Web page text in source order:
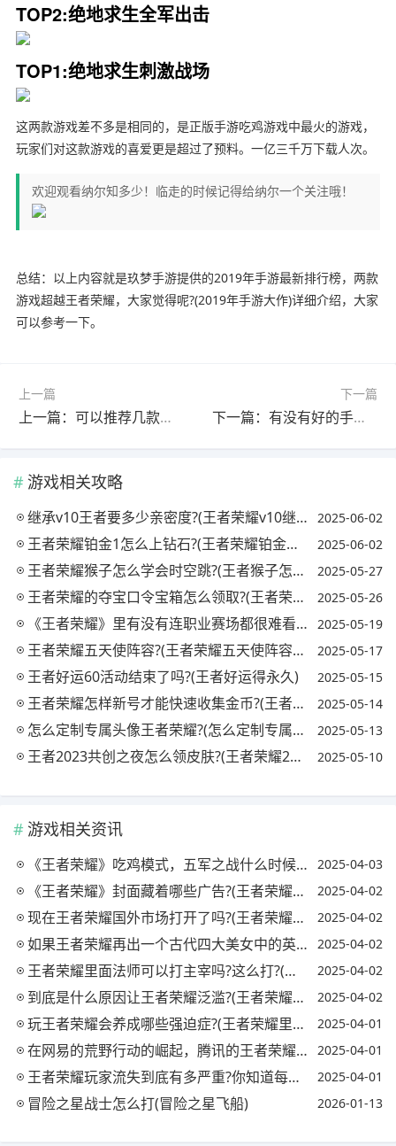
TOP2:绝地求生全军出击
TOP1:绝地求生刺激战场
这两款游戏差不多是相同的，是正版手游吃鸡游戏中最火的游戏，
玩家们对这款游戏的喜爱更是超过了预料。一亿三千万下载人次。
欢迎观看纳尔知多少！临走的时候记得给纳尔一个关注哦！
总结：以上内容就是玖梦手游提供的2019年手游最新排行榜，两款
游戏超越王者荣耀，大家觉得呢?(2019年手游大作)详细介绍，大家
可以参考一下。
上一篇
上一篇：可以推荐几款模拟经营的游戏手游吗?谢谢?(可以推荐几款模拟经营的游戏手游吗?谢谢)
下一篇
下一篇：有没有好的手机模拟游戏值得推荐?(有没有好的手机模拟游戏值得推荐的手游)
游戏相关攻略
继承v10王者要多少亲密度?(王者荣耀v10继承) 2025-06-02
王者荣耀铂金1怎么上钻石?(王者荣耀铂金如何上钻石) 2025-06-02
王者荣耀猴子怎么学会时空跳?(王者猴子怎么跳跃教学) 2025-05-27
王者荣耀的夺宝口令宝箱怎么领取?(王者荣耀夺宝秘笈) 2025-05-26
《王者荣耀》里有没有连职业赛场都很难看到的骚操作?(王者荣耀职业选手打比赛) 2025-05-19
王者荣耀五天使阵容?(王者荣耀五天使阵容搭配) 2025-05-17
王者好运60活动结束了吗?(王者好运得永久) 2025-05-15
王者荣耀怎样新号才能快速收集金币?(王者新号如何快速获取金币) 2025-05-14
怎么定制专属头像王者荣耀?(怎么定制专属头像王者荣耀皮肤) 2025-05-13
王者2023共创之夜怎么领皮肤?(王者荣耀2021共创之夜在哪里举行) 2025-05-10
游戏相关资讯
《王者荣耀》吃鸡模式，五军之战什么时候上线?(王者荣耀五军之战什么时候出) 2025-04-03
《王者荣耀》封面藏着哪些广告?(王者荣耀封面 海报) 2025-04-02
现在王者荣耀国外市场打开了吗?(王者荣耀国外市场怎么样) 2025-04-02
如果王者荣耀再出一个古代四大美女中的英雄，你们想出西施还是杨贵妃? 2025-04-02
王者荣耀里面法师可以打主宰吗?这么打?(王者荣耀法师可以打野吗?) 2025-04-02
到底是什么原因让王者荣耀泛滥?(王者荣耀的原因) 2025-04-02
玩王者荣耀会养成哪些强迫症?(王者荣耀里的强迫症) 2025-04-01
在网易的荒野行动的崛起，腾讯的王者荣耀会不会倒闭?(荒野行动腾讯王卡免流量吗) 2025-04-01
王者荣耀玩家流失到底有多严重?你知道每个月玩家会有多少退游吗?为什么? 2025-04-01
冒险之星战士怎么打(冒险之星飞船) 2026-01-13